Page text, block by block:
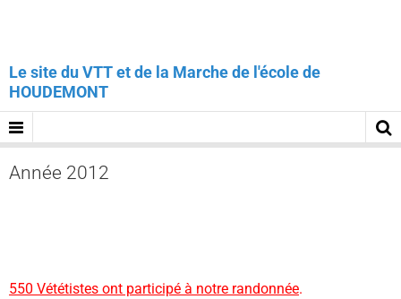
Le site du VTT et de la Marche de l'école de
HOUDEMONT
Année 2012
550 Vététistes ont participé à notre randonnée.